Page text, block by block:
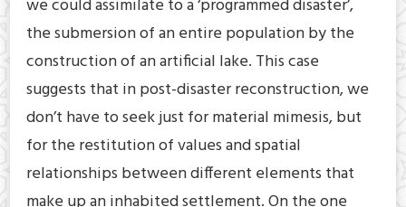
we could assimilate to a ‘programmed disaster’,
the submersion of an entire population by the
construction of an artificial lake. This case
suggests that in post-disaster reconstruction, we
don’t have to seek just for material mimesis, but
for the restitution of values and spatial
relationships between different elements that